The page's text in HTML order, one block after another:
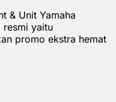
& Unit Yamaha
resmi yaitu
promo ekstra hemat